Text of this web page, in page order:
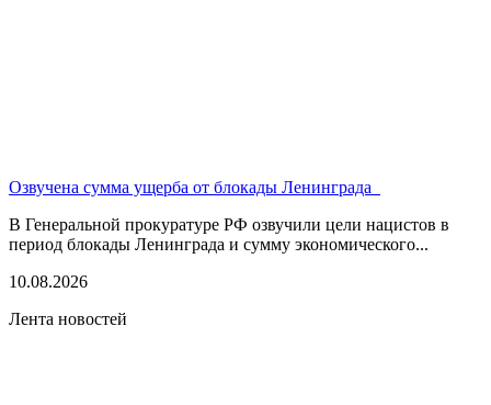
Озвучена сумма ущерба от блокады Ленинграда
В Генеральной прокуратуре РФ озвучили цели нацистов в
период блокады Ленинграда и сумму экономического...
10.08.2026
Лента новостей